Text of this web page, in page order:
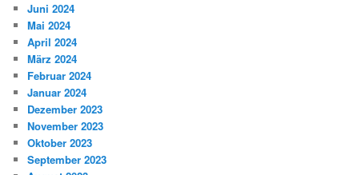
Juni 2024
Mai 2024
April 2024
März 2024
Februar 2024
Januar 2024
Dezember 2023
November 2023
Oktober 2023
September 2023